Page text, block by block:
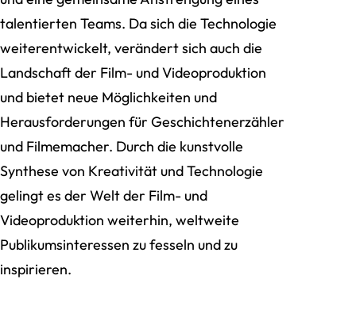
talentierten Teams. Da sich die Technologie
weiterentwickelt, verändert sich auch die
Landschaft der Film- und Videoproduktion
und bietet neue Möglichkeiten und
Herausforderungen für Geschichtenerzähler
und Filmemacher. Durch die kunstvolle
Synthese von Kreativität und Technologie
gelingt es der Welt der Film- und
Videoproduktion weiterhin, weltweite
Publikumsinteressen zu fesseln und zu
inspirieren.